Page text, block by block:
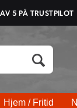
5 PÅ TRUSTPILOT
Hjem / Fritid